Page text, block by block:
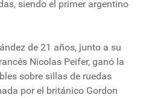
siendo el primer argentino
de 21 años, junto a su
Nicolas Peifer, ganó la
sobre sillas de ruedas
por el británico Gordon